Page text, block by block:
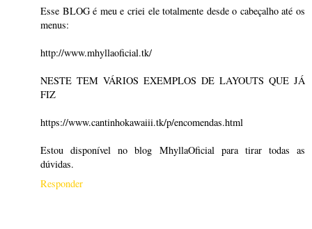
Esse BLOG é meu e criei ele totalmente desde o cabeçalho até os
menus:
http://www.mhyllaoficial.tk/
NESTE TEM VÁRIOS EXEMPLOS DE LAYOUTS QUE JÁ
FIZ
https://www.cantinhokawaiii.tk/p/encomendas.html
Estou disponível no blog MhyllaOficial para tirar todas as
dúvidas.
Responder